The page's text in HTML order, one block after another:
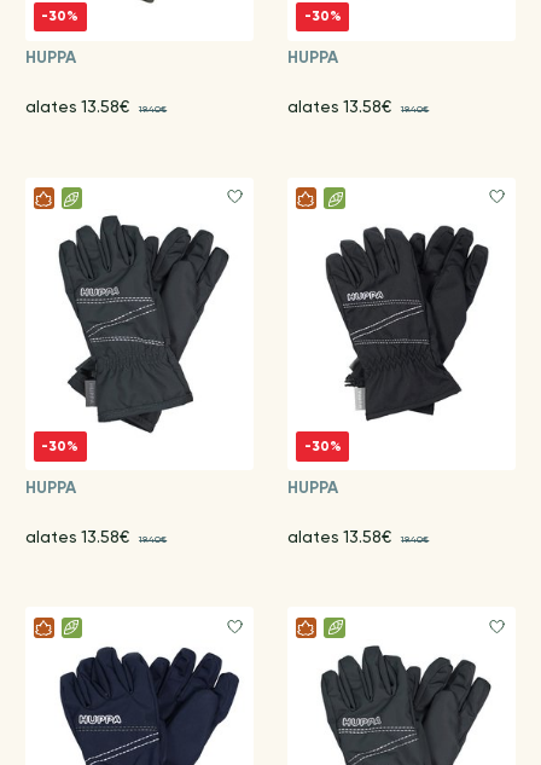
-30%
HUPPA
alates 13.58€ 19.40€
-30%
HUPPA
alates 13.58€ 19.40€
-30%
HUPPA
alates 13.58€ 19.40€
-30%
HUPPA
alates 13.58€ 19.40€